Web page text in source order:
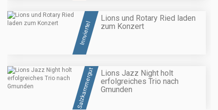
Innviertel
Lions und Rotary Ried laden
zum Konzert
Salzkammergut
Lions Jazz Night holt
erfolgreiches Trio nach
Gmunden